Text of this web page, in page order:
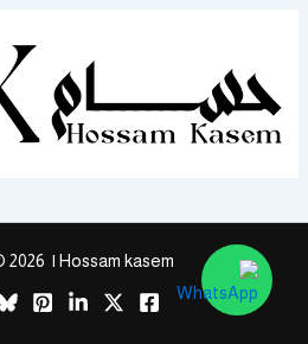
| Hossam kasem